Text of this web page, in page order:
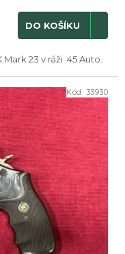
DO KOŠÍKU
23 v ráži .45 Auto.
Kód: 33930